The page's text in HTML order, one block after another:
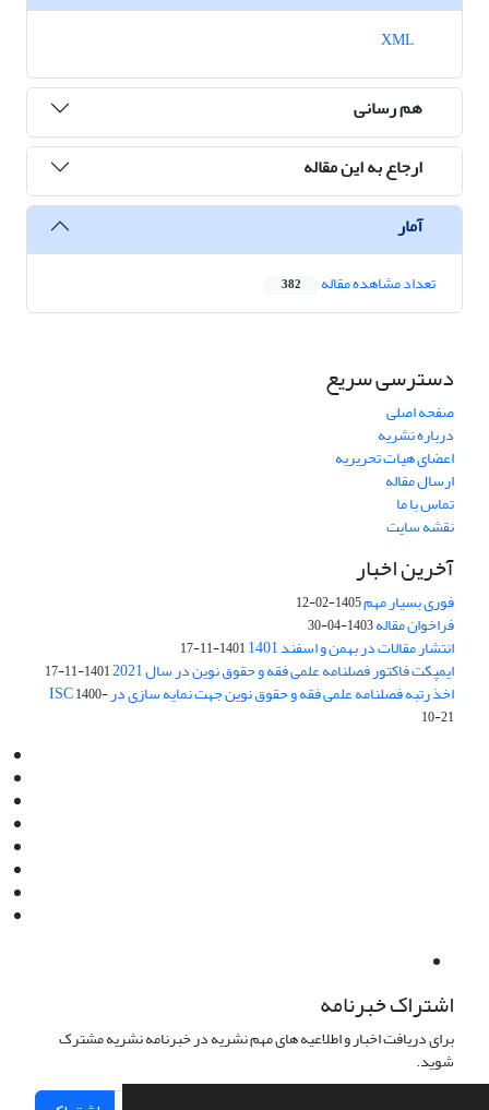
هم رسانی
ارجاع به این مقاله
آمار
تعداد مشاهده مقاله 382
دسترسی سریع
صفحه اصلی
درباره نشریه
اعضای هیات تحریریه
ارسال مقاله
تماس با ما
نقشه سایت
آخرین اخبار
فوری بسیار مهم1405-02-12
فراخوان مقاله1403-04-30
انتشار مقالات در بهمن و اسفند 1401 1401-11-17
ایمپکت فاکتور فصلنامه علمی فقه و حقوق نوین در سال 2021 1401-11-17
اخذ رتبه فصلنامه علمی فقه و حقوق نوین جهت نمایه سازی در ISC1400-
10-21
اشتراک خبرنامه
برای دریافت اخبار و اطلاعیه های مهم نشریه در خبرنامه نشریه مشترک
شوید.